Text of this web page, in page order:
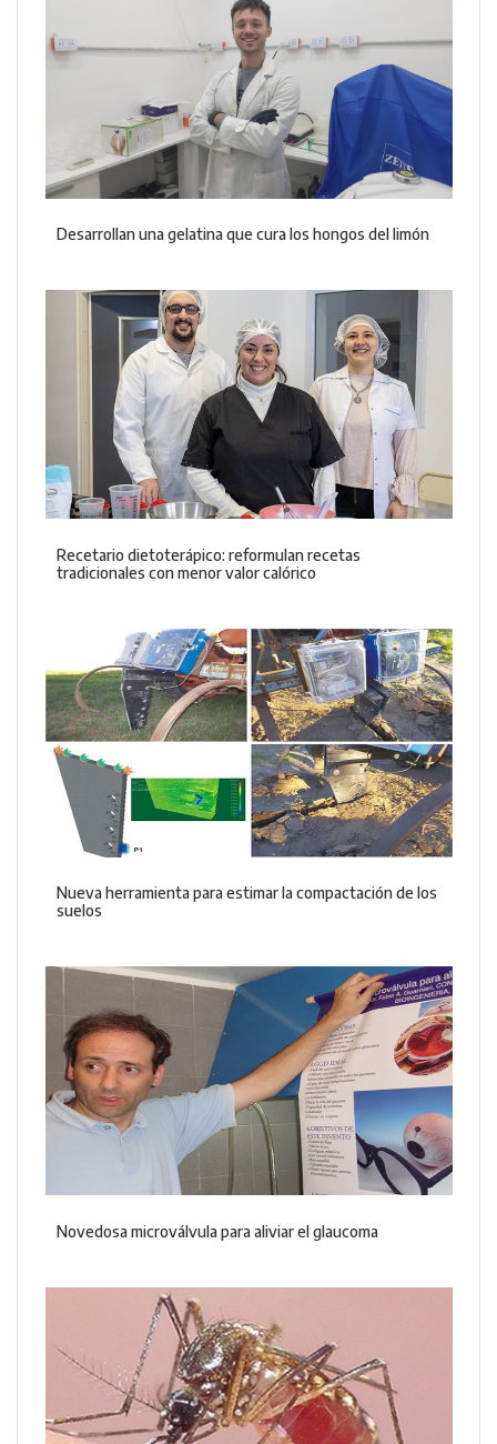
Desarrollan una gelatina que cura los hongos del limón
Recetario dietoterápico: reformulan recetas
tradicionales con menor valor calórico
Nueva herramienta para estimar la compactación de los
suelos
Novedosa microválvula para aliviar el glaucoma